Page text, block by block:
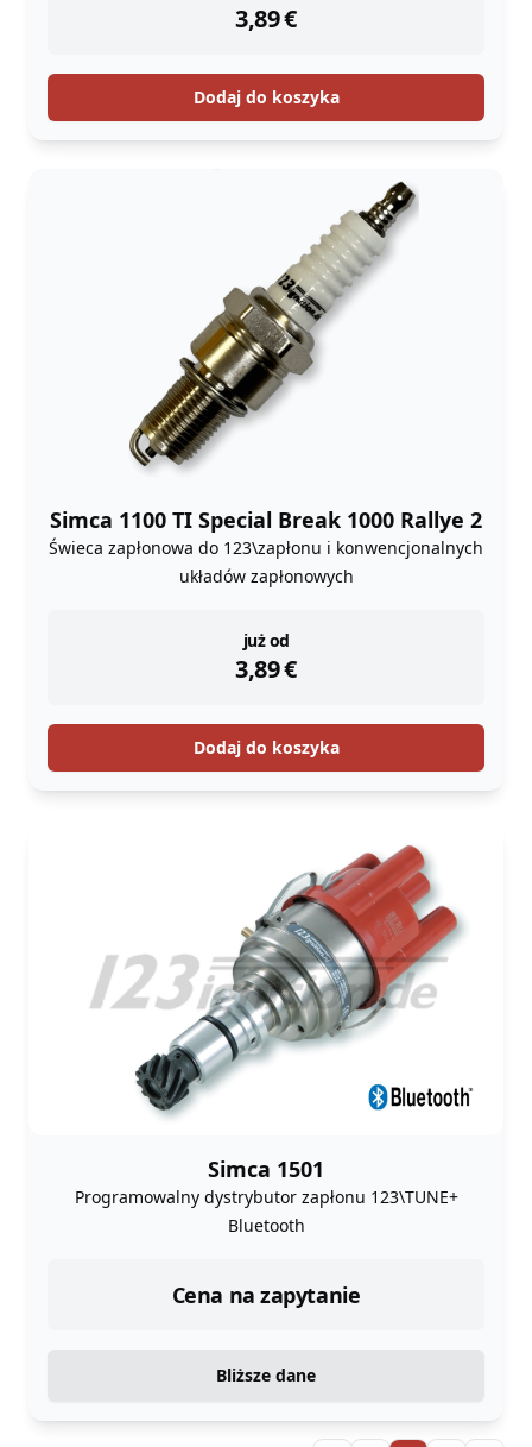
3,89€
Dodaj do koszyka
Simca 1100 TI Special Break 1000 Rallye 2
Świeca zapłonowa do 123\zapłonu i konwencjonalnych
układów zapłonowych
już od
3,89€
instock
Dodaj do koszyka
Simca 1501
Programowalny dystrybutor zapłonu 123\TUNE+
Bluetooth
Cena na zapytanie
Bliższe dane